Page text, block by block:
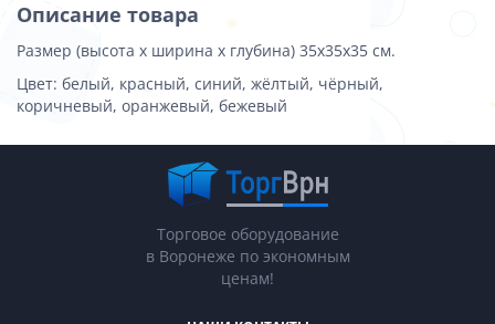
Описание товара
Размер (высота х ширина х глубина) 35х35х35 см.
Цвет: белый, красный, синий, жёлтый, чёрный,
коричневый, оранжевый, бежевый
Торговое оборудование
в Воронеже по экономным
ценам!